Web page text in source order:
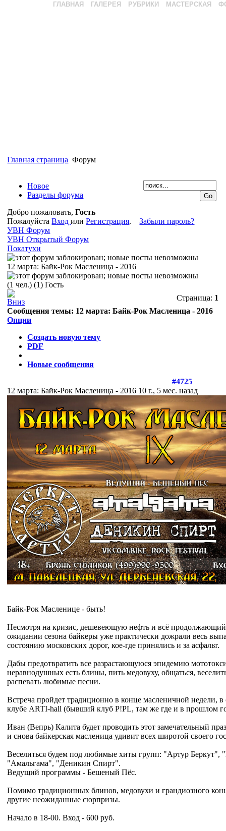
ГЛАВНАЯ ГАЛЕРЕЯ РУБРИКИ МАСТЕРСКАЯ
Главная страница Форум
Новое
Разделы форума
Добро пожаловать,Гость
ПожалуйстаВходилиРегистрация.Забыли пароль?
УВН Форум
УВН Открытый Форум
Покатухи
12 марта: Байк-Рок Масленица - 2016
(1 чел.) (1) Гость
Страница: 1
Сообщения темы: 12 марта: Байк-Рок Масленица - 2016
Опции
Создать новую тему
PDF
Новые сообщения
#4725
12 марта: Байк-Рок Масленица - 2016 10 г., 5 мес. назад
Байк-Рок Масленице - быть!
Несмотря на кризис, дешевеющую нефть и всё продолжающий
ожидании сезона байкеры уже практически дожрали весь
состоянию московских дорог, кое-где принялись и за асфальт.
Дабы предотвратить все разрастающуюся эпидемию
неравнодушных есть блины, пить медовуху, общаться,
распевать любимые песни.
Встреча пройдет традиционно в конце масленичной недели,
клубе ARTI-hall (бывший клуб P!PL, там же где и в прошлом
Иван (Вепрь) Калита будет проводить этот замечательный
и снова байкерская масленица удивит всех широтой своего
Веселиться будем под любимые хиты групп: "Артур Беркут",
"Амальгама", "Деникин Спирт".
Ведущий программы - Бешеный Пёс.
Помимо традиционных блинов, медовухи и грандиозного
другие неожиданные сюрпризы.
Начало в 18-00. Вход - 600 руб.